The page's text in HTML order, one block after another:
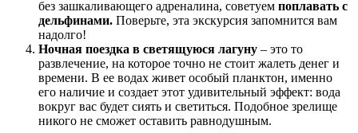
без зашкаливающего адреналина, советуем поплавать с
дельфинами. Поверьте, эта экскурсия запомнится вам
надолго!
Ночная поездка в светящуюся лагуну – это то
развлечение, на которое точно не стоит жалеть денег и
времени. В ее водах живет особый планктон, именно
его наличие и создает этот удивительный эффект: вода
вокруг вас будет сиять и светиться. Подобное зрелище
никого не сможет оставить равнодушным.